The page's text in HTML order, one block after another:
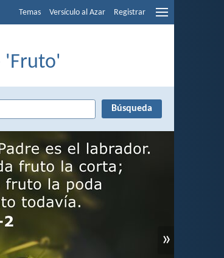
Temas Versículo al Azar Registrar
'Fruto'
»